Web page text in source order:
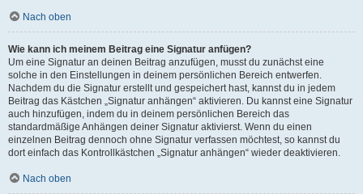
Nach oben
Wie kann ich meinem Beitrag eine Signatur anfügen?
Um eine Signatur an deinen Beitrag anzufügen, musst du zunächst eine
solche in den Einstellungen in deinem persönlichen Bereich entwerfen.
Nachdem du die Signatur erstellt und gespeichert hast, kannst du in jedem
Beitrag das Kästchen „Signatur anhängen“ aktivieren. Du kannst eine Signatur
auch hinzufügen, indem du in deinem persönlichen Bereich das
standardmäßige Anhängen deiner Signatur aktivierst. Wenn du einen
einzelnen Beitrag dennoch ohne Signatur verfassen möchtest, so kannst du
dort einfach das Kontrollkästchen „Signatur anhängen“ wieder deaktivieren.
Nach oben